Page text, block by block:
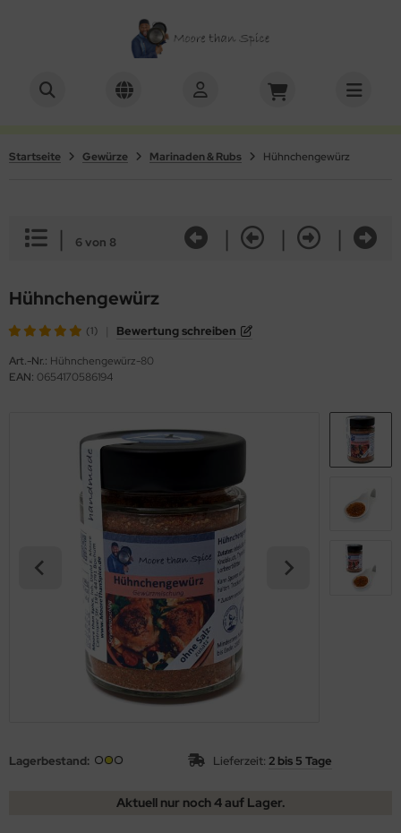
Startseite Gewürze Marinaden & Rubs Hühnchengewürz
| 6 von 8 | | |
Hühnchengewürz
(1) Bewertung schreiben
Art.-Nr.: Hühnchengewürz-80
EAN: 0654170586194
Lagerbestand: Lieferzeit: 2 bis 5 Tage
Aktuell nur noch 4 auf Lager.